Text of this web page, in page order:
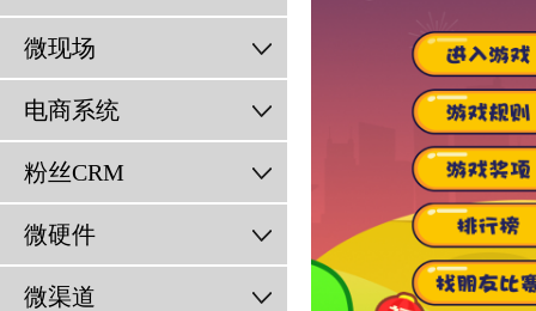
微现场
电商系统
粉丝CRM
微硬件
微渠道